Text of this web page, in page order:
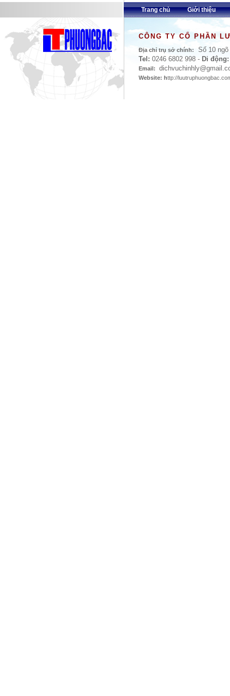
Trang chủ Giới thiệu
CÔNG TY CỔ PHẦN
Địa chỉ trụ sở chính:
Số 10
Tel: 0246 6802 998 - Di động:
Email: dichvuchinhly
Website: http://